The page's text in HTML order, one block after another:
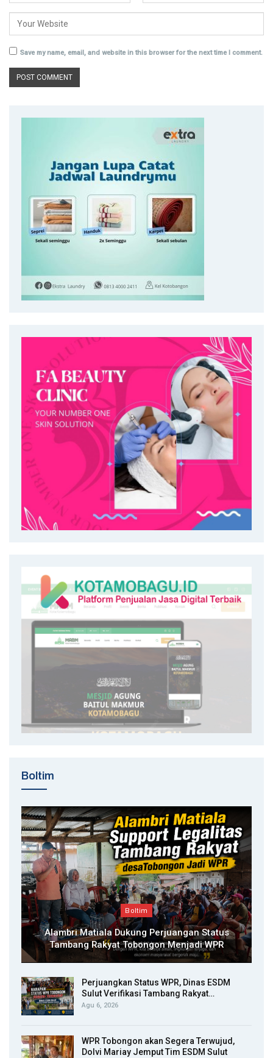
Save my name, email, and website in this browser for the next time I comment.
Boltim
Boltim
Alambri Matiala Dukung Perjuangan Status
Tambang Rakyat Tobongon Menjadi WPR
Perjuangkan Status WPR, Dinas ESDM
Sulut Verifikasi Tambang Rakyat…
Agu 6, 2026
WPR Tobongon akan Segera Terwujud,
Dolvi Mariay Jemput Tim ESDM Sulut